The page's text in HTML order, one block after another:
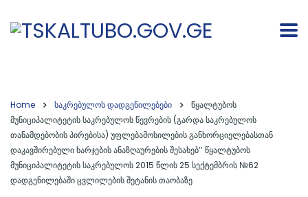
Home საკრებულოს დადგენილებები
წყალტუბოს
მუნიციპალიტეტის საკრებულოს წევრების (გარდა საკრებულოს
თანამდებობის პირებისა) უფლებამოსილების განხორციელებასთან
დაკავშირებული ხარჯების ანაზღაურების შესახებ’’ წყალტუბოს
მუნიციპალიტეტის საკრებულოს 2015 წლის 25 სექტემბრის №62
დადგენილებაში ცვლილების შეტანის თაობაზე